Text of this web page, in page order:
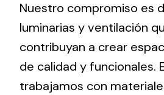
Nuestro compromiso es
luminarias y ventilación
contribuyan a crear
de calidad y funcionales.
trabajamos con